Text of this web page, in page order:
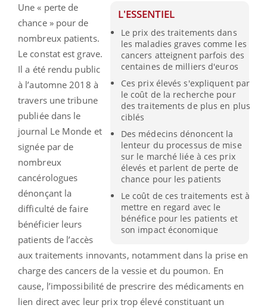
L'ESSENTIEL
Le prix des traitements dans
les maladies graves comme les
cancers atteignent parfois des
centaines de milliers d'euros
Ces prix élevés s'expliquent par
le coût de la recherche pour
des traitements de plus en plus
ciblés
Des médecins dénoncent la
lenteur du processus de mise
sur le marché liée à ces prix
élevés et parlent de perte de
chance pour les patients
Le coût de ces traitements est à
mettre en regard avec le
bénéfice pour les patients et
son impact économique
Une « perte de
chance » pour de
nombreux patients.
Le constat est grave.
Il a été rendu public
à l’automne 2018 à
travers une tribune
publiée dans le
journal Le Monde et
signée par de
nombreux
cancérologues
dénonçant la
difficulté de faire
bénéficier leurs
patients de l’accès
aux traitements innovants, notamment dans la prise en
charge des cancers de la vessie et du poumon. En
cause, l’impossibilité de prescrire des médicaments en
lien direct avec leur prix trop élevé constituant un